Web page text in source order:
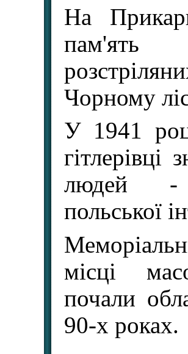
На
Чорному
У 1941
людей -
польської
місці
почали
90-х роках.